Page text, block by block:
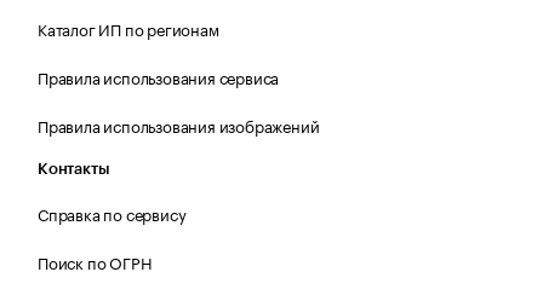
Каталог ИП по регионам
Правила использования сервиса
Правила использования изображений
Контакты
Справка по сервису
Поиск по ОГРН